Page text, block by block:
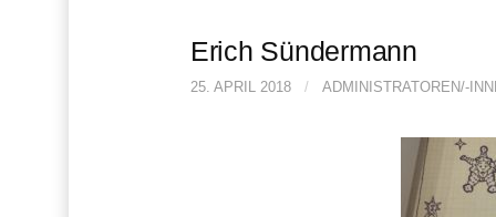
Erich Sündermann
25. APRIL 2018 / ADMINISTRATOREN/-